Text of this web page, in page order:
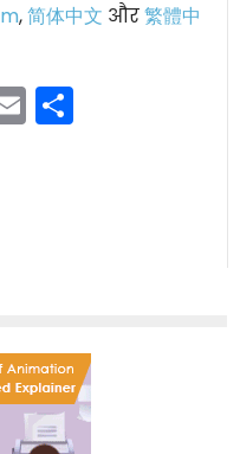
,简体中文 और繁體中
Email